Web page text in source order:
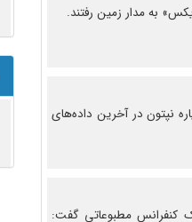
نپتون در آخرین داده‌های
کنفرانس مطبوعاتی گفت: